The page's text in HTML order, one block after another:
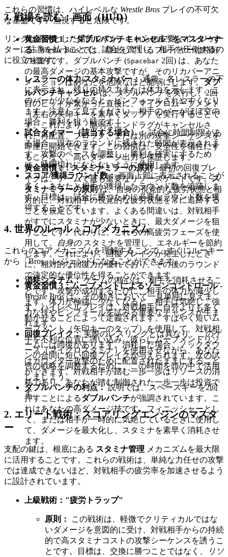
3. 戦場を読む：画面（HUD）
リングは混沌とした場所ですが、これらの主要なインジケー
ターに注意を払うことで、試合を管理し、相手を圧倒するの
に役立ちます。
レスラーの体力/スタミナバー： 通常、各レスラーの下
に表示され、残りの持久力または体力を示します。こ
のバーが少なくなると、ピンフォールされやすくなり
ます。注意して見てください—相手のバーがほぼ空の
場合、勝利を狙う時です！
試合タイマー（該当する場合）：試合に時間制限があ
る場合、現在のラウンドに残された時間が表示されま
す。攻撃のペースを調整し、勝利を確実にするため
に、時間切れにならないように使用します。
スコア/獲得ラウンド数：画面上部に表示されることが
多く、あなたと相手が獲得したラウンド数を追跡しま
す。目標は、試合に勝つために必要なラウンド数を獲
得することです。
4. 世界のルール：コアメカニズム
これらのコアメカニズムを理解することで、すぐにルーキー
から「Bros」レジェンドになることができます。
消耗システム：ゲームの核心は、相手を消耗させるこ
とです。攻撃が成功するたびに、相手の体力が減少し
ます。体力が極端に少なくなると、相手は気絶し、強
力な技やピンフォールを試みる重要なチャンスが生ま
れます。
回復ブレイク：実際のレスリングとは異なり、このゲ
ームには回復があります。消耗した場合、ノックダウ
ンの合間に短い回復ブレイクが与えられます。次の試
合の戦略を調整するために、この時間を頭の中で活用
しましょう。
ダブルパンチの利点：説明では、スペースキーを2回
押すことによるダブルパンチが強調されています。こ
れはあなたの高ダメージ技です。フィニッシャーとし
て、または相手が一時的に気絶しているときに使用し
て、ダメージを最大化し、スタミナを素早く消耗させ
ます。
これらの習慣は、ハイレベルな Wrestle Bros プレイの不可欠
な基盤です。無視すると危険です。
黄金習慣 1："ダブルパンチキャンセル" をマスターす
る-Wrestle Brosでは、静止しているプレイヤーは格好
の標的です。ダブルパンチ (Spacebar 2回) は、あなた
の最高ダメージの基本攻撃ですが、そのリカバーアニ
メーションはあなたを危険なほど脆弱にします。ダブ
ルパンチキャンセルは、ダブルパンチを実行し、2回
目のヒットが繋がった直後に、マイクロムーブメント
（左右の矢印キーを素早くタップ）を実行することで
す。これにより、脆弱なエンドラグがキャンセルさ
れ、再配置、ブロック、または別の攻撃シーケンスを
即座に開始できます。この習慣は、安全性を犠牲にす
ることなく、高いダメージ出力を保証します。
黄金習慣 2：スタミナミラーの原則- 最初の回復ブレ
イクは、ゲームで最も重要なリソースゲートです。ス
タミナミラーの原則は、自身の視覚的な疲労状態と相
対的に、対戦相手の視覚的な疲労状態を常に追跡する
ことを規定しています。よくある間違いは、対戦相手
がすでにスタミナが少ないときに、最大ダメージを狙
うことです。代わりに、これらの高疲労フェーズを使
用して、
自身のスタミナを管理し、エネルギーを節約
します。これにより、回復ブレイクが発生したとき
に、相対的な回復力が優れており、その後のラウンド
で決定的な優位性を得ることができます。
黄金習慣 3：ムーブメントによるゾーンコントロール-
Wrestle Brosは、その動きにおいて一見単純に見えま
す。ハイレベルプレイは、対戦相手に自分よりも多く
動かせることによって定義されます。すばやく短いム
ーブメント（矢印キーのタップ）を使用して、対戦相
手を不利な位置に誘い込み、彼らにムーブメントリソ
ース（マイクロスタミナ）を使用させながら、あなた
はカウンター攻撃のために配置されたままにすること
ができます。対戦相手が踏む一歩一歩はリソースの消
耗であり、あなたが踏む制御された一歩一歩は投資で
す。
2. エリート戦術：スコアリングエンジンのマスタ
ー
支配の鍵は、根底にある スタミナ管理 メカニズムを最大限
に活用することです。これらの戦術は、単純な力任せの攻撃
では達成できないほど、対戦相手の疲労率を加速させるよう
に設計されています。
上級戦術："疲労トラップ"
原則：
この戦術は、軽微でクリティカルではな
いダメージを意図的に受け、対戦相手からの持続
的で高スタミナコストの攻撃シーケンスを誘うこ
とです。目標は、交換に勝つことではなく、
リソ